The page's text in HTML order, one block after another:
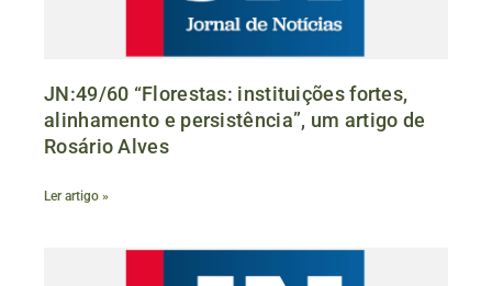
JN:49/60 “Florestas: instituições fortes,
alinhamento e persistência”, um artigo de
Rosário Alves
Ler artigo »